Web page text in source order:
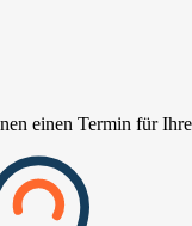
einen Termin für